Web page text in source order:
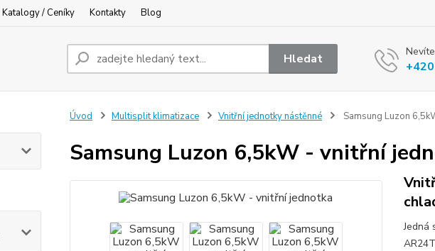
Katalogy / Ceníky Kontakty Blog
Hledat
Úvod Multisplit klimatizace Vnitřní jednotky nástěnné Samsung Luzon
Samsung Luzon 6,5kW - vnitřní
Jedná